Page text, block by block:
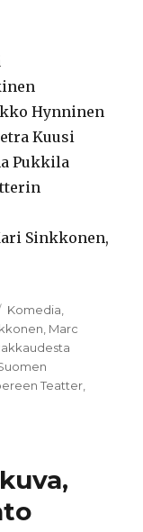
Hynninen
Kuusi
Pukkila
Sinkkonen,
Kategoriat
Komedia
Marc
Teatter